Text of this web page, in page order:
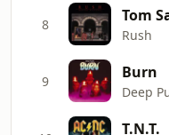
8 Tom
Rush
9 Burn
Deep
T.N.T.